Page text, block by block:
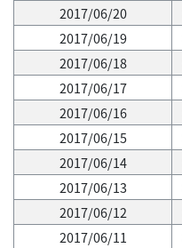
2017/06/20
2017/06/19
2017/06/18
2017/06/17
2017/06/16
2017/06/15
2017/06/14
2017/06/13
2017/06/12
2017/06/11